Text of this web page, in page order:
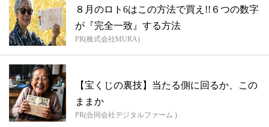
８月のロト6はこの方法で買え!!６つの数字
が『完全一致』する方法
PR(株式会社MURA)
【宝くじの裏技】当たる側に回るか、この
ままか
PR(合同会社デジタルファーム )